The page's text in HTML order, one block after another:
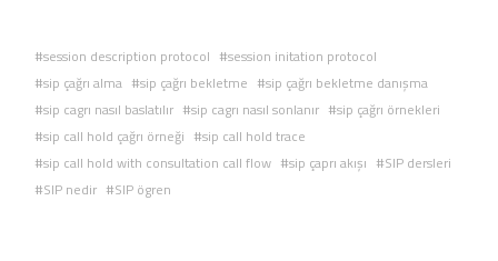
session description protocol
session initation protocol
sip çağrı alma
sip çağrı bekletme
sip çağrı bekletme danışma
sip cagrı nasıl baslatılır
sip cagrı nasıl sonlanır
sip çağrı örnekleri
sip call hold çağrı örneği
sip call hold trace
sip call hold with consultation call flow
sip çaprı akışı
SIP dersleri
SIP nedir
SIP ögren